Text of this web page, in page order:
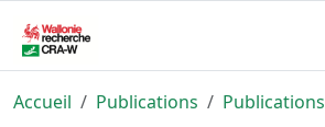
Accueil Publications Publications